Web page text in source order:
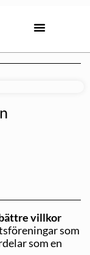
villkor
som
som en